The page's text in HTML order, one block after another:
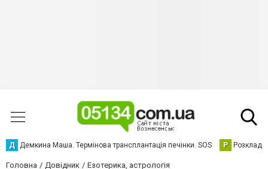
Д Демкина Маша. Термінова трансплантація печінки. SOS Р Розклад
Головна Довідник Езотерика, астрологія